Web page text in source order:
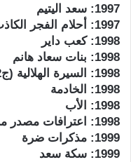
1997: سعد اليتيم
1997: أحلام الفجر الكاذب
1998: كعب داير
1998: بنات سعاد هانم
1998: السيرة الهلالية (ج2)
1998: الخادمة
1998: الأب
1998: اعترافات مصدر مسؤول
1999: مذكرات ضرة
1999: سكة سعد